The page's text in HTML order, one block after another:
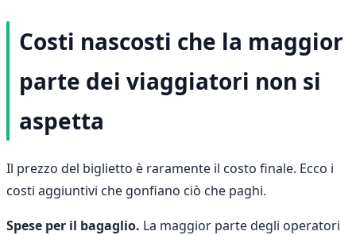
Costi nascosti che la maggior
parte dei viaggiatori non si
aspetta
Il prezzo del biglietto è raramente il costo finale. Ecco i
costi aggiuntivi che gonfiano ciò che paghi.
Spese per il bagaglio. La maggior parte degli operatori